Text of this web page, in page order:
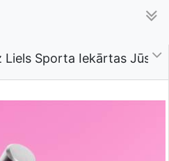
Liels Sporta Iekārtas Jūsu